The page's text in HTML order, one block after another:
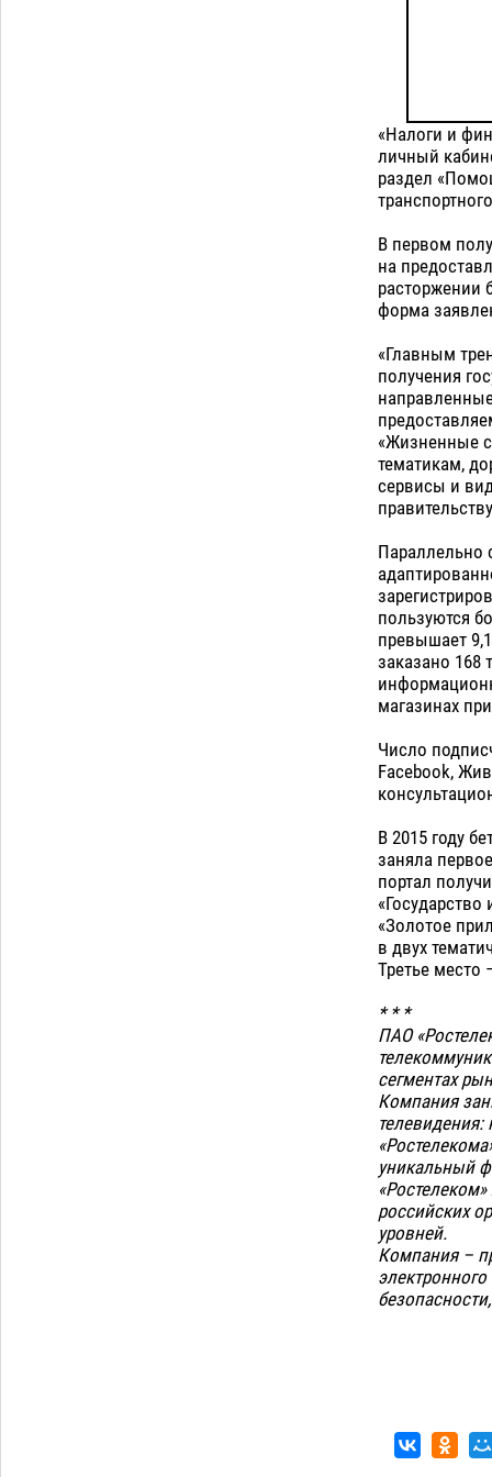
«Налоги и
личный
раздел
В первом
на
расторжении
форма
«Главным
получения
«Жизненные
тематикам,
сервисы и
Параллельно
пользуются
превышает
заказано 168
магазинах
Число
Facebook,
В 2015 году
заняла
портал
«Золотое
в двух
Третье
* * *
ПАО
сегментах
Компания
уникальный
российских
уровней.
Компания –